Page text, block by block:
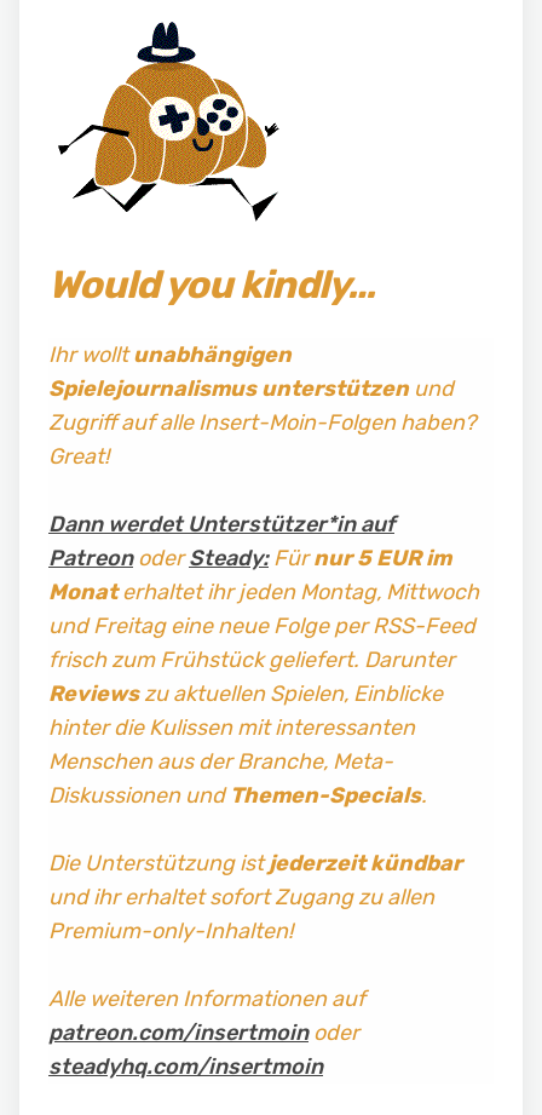
Would you kindly…
Ihr wolltunabhängigen
Spielejournalismus unterstützenund
Zugriff auf alle Insert-Moin-Folgen haben?
Great!
Dann werdet Unterstützer*in auf
PatreonoderSteady:Fürnur 5 EUR im
Monaterhaltet ihr jeden Montag, Mittwoch
und Freitag eine neue Folge per RSS-Feed
frisch zum Frühstück geliefert. Darunter
Reviewszu aktuellen Spielen, Einblicke
hinter die Kulissen mit interessanten
Menschen aus der Branche, Meta-
Diskussionen und Themen-Specials.
Die Unterstützung istjederzeit kündbar
und ihr erhaltet sofort Zugang zu allen
Premium-only-Inhalten!
Alle weiteren Informationen auf
patreon.com/insertmoinoder
steadyhq.com/insertmoin